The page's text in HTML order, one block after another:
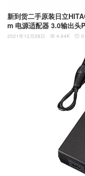
新到货二手原装日立HITACHI
m 电源适配器 3.0输出
2021年12月28日  4.64K  0